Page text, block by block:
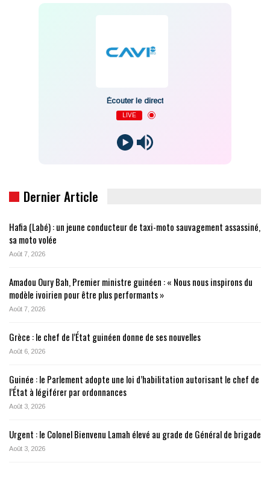
Écouter le direct
LIVE
Dernier Article
Hafia (Labé) : un jeune conducteur de taxi-moto sauvagement assassiné,
sa moto volée
Août 7, 2026
Amadou Oury Bah, Premier ministre guinéen : « Nous nous inspirons du
modèle ivoirien pour être plus performants »
Août 7, 2026
Grèce : le chef de l’État guinéen donne de ses nouvelles
Août 6, 2026
Guinée : le Parlement adopte une loi d’habilitation autorisant le chef de
l’État à légiférer par ordonnances
Août 3, 2026
Urgent : le Colonel Bienvenu Lamah élevé au grade de Général de brigade
Août 3, 2026